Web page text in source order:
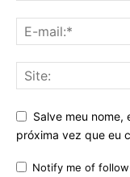
Salve meu nome,
próxima vez que eu
Notify me of